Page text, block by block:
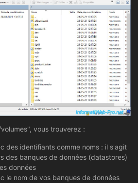
vous trouverez :
des identifiants comme noms : il s'agit
des banques de données (datastores)
données
le nom de vos banques de données